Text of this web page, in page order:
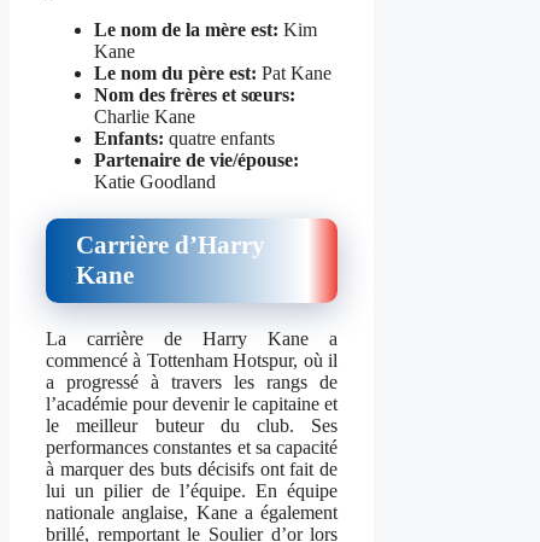
Le nom de la mère est: Kim
Kane
Le nom du père est: Pat Kane
Nom des frères et sœurs:
Charlie Kane
Enfants: quatre enfants
Partenaire de vie/épouse:
Katie Goodland
Carrière d’Harry
Kane
La carrière de Harry Kane a
commencé à Tottenham Hotspur, où il
a progressé à travers les rangs de
l’académie pour devenir le capitaine et
le meilleur buteur du club. Ses
performances constantes et sa capacité
à marquer des buts décisifs ont fait de
lui un pilier de l’équipe. En équipe
nationale anglaise, Kane a également
brillé, remportant le Soulier d’or lors